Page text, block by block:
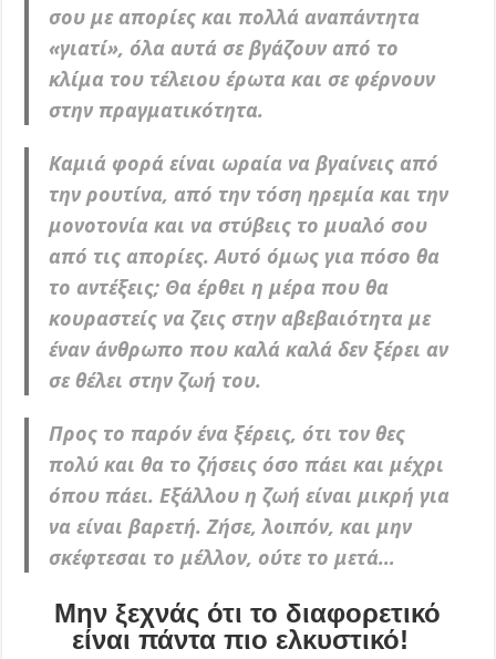
σου με απορίες και πολλά αναπάντητα
«γιατί», όλα αυτά σε βγάζουν από το
κλίμα του τέλειου έρωτα και σε φέρνουν
στην πραγματικότητα.
Καμιά φορά είναι ωραία να βγαίνεις από
την ρουτίνα, από την τόση ηρεμία και την
μονοτονία και να στύβεις το μυαλό σου
από τις απορίες. Αυτό όμως για πόσο θα
το αντέξεις; Θα έρθει η μέρα που θα
κουραστείς να ζεις στην αβεβαιότητα με
έναν άνθρωπο που καλά καλά δεν ξέρει αν
σε θέλει στην ζωή του.
Προς το παρόν ένα ξέρεις, ότι τον θες
πολύ και θα το ζήσεις όσο πάει και μέχρι
όπου πάει. Εξάλλου η ζωή είναι μικρή για
να είναι βαρετή. Ζήσε, λοιπόν, και μην
σκέφτεσαι το μέλλον, ούτε το μετά…
Μην ξεχνάς ότι το διαφορετικό
είναι πάντα πιο ελκυστικό!